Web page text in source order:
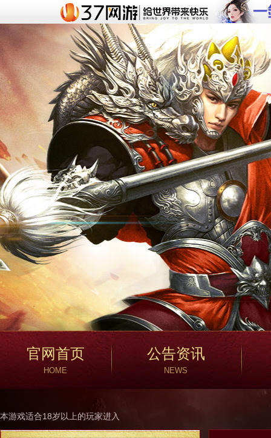
官网首页
HOME
公告资讯
NEWS
本游戏适合18岁以上的玩家进入